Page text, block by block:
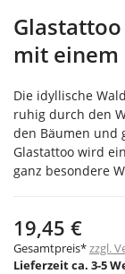
mit einem
Die idyllische
ruhig durch den
den Bäumen und
Glastattoo wird
ganz besondere
19,45 €
Gesamtpreis*zzgl.
Lieferzeit ca. 3-5